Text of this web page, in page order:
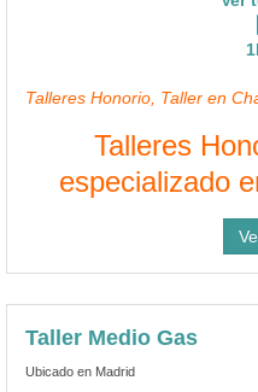
Talleres Honorio, Taller en
Talleres
especializado
Taller Medio Gas
Ubicado en Madrid